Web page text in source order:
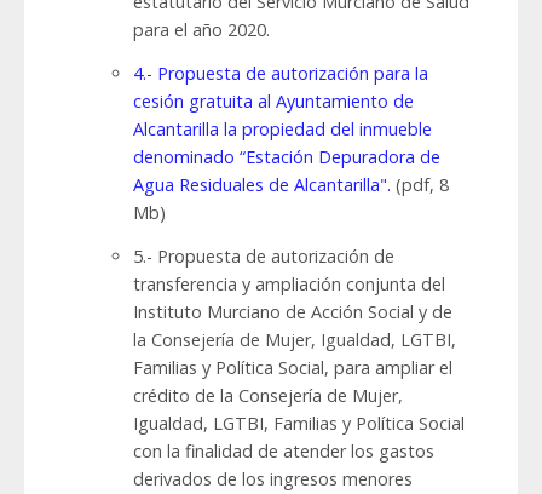
para el año 2020.
4.- Propuesta de autorización para la
cesión gratuita al Ayuntamiento de
Alcantarilla la propiedad del inmueble
denominado “Estación Depuradora de
Agua Residuales de Alcantarilla". (pdf, 8
Mb)
5.- Propuesta de autorización de
transferencia y ampliación conjunta del
Instituto Murciano de Acción Social y de
la Consejería de Mujer, Igualdad, LGTBI,
Familias y Política Social, para ampliar el
crédito de la Consejería de Mujer,
Igualdad, LGTBI, Familias y Política Social
con la finalidad de atender los gastos
derivados de los ingresos menores